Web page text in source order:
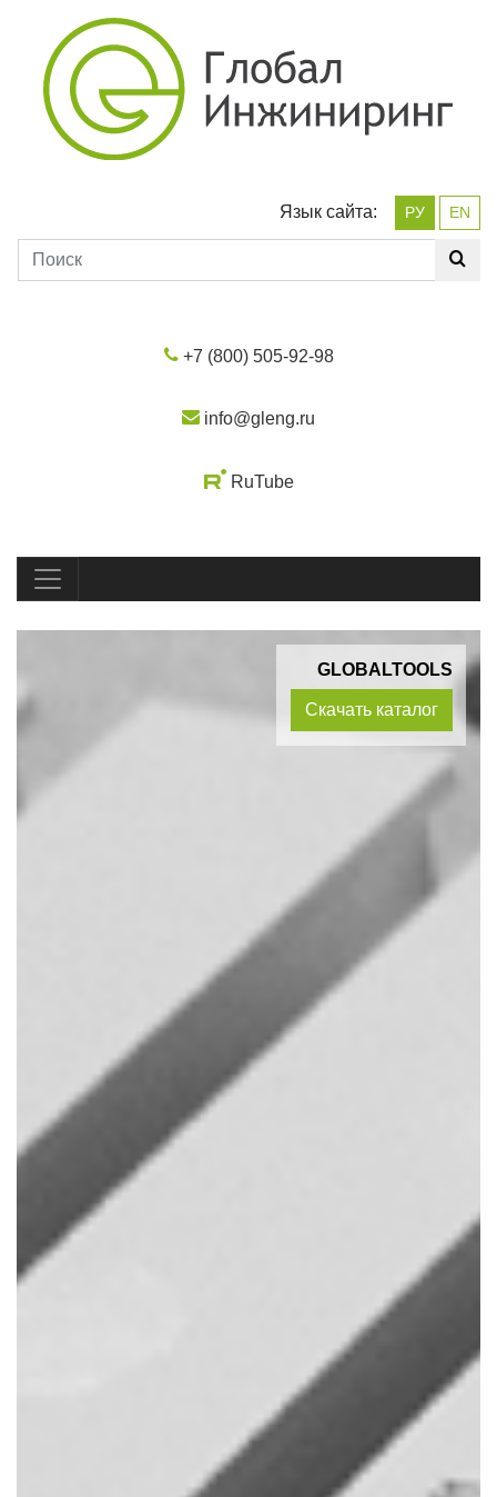
Язык сайта: РУ EN
+7 (800) 505-92-98
info@gleng.ru
RuTube
GLOBALTOOLS
Скачать каталог